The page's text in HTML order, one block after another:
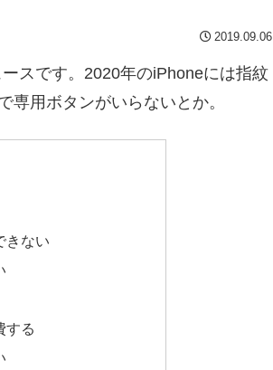
2019.09.06
スです。2020年のiPhoneには指紋
用ボタンがいらないとか。
きない
する